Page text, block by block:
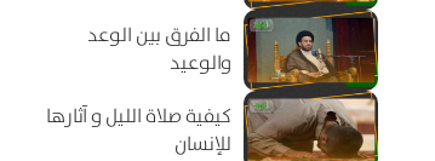
ما الفرق بين الوعد
والوعيد
كيفية صلاة الليل و آثارها
للإنسان